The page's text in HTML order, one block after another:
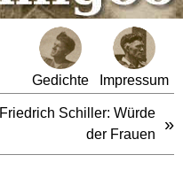
Gedichte Impressum
Friedrich Schiller: Würde
der Frauen
»